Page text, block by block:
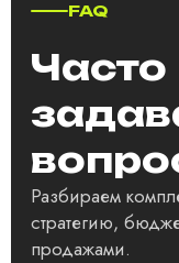
FAQ
Часто
Разбираем
стратегию,
продажами.